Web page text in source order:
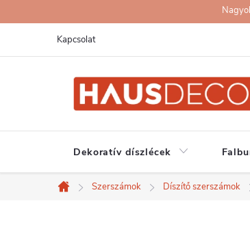
a
Kapcsolat
Dekoratív díszlécek
Kezdőlap
Szerszámok Díszítő szerszámok